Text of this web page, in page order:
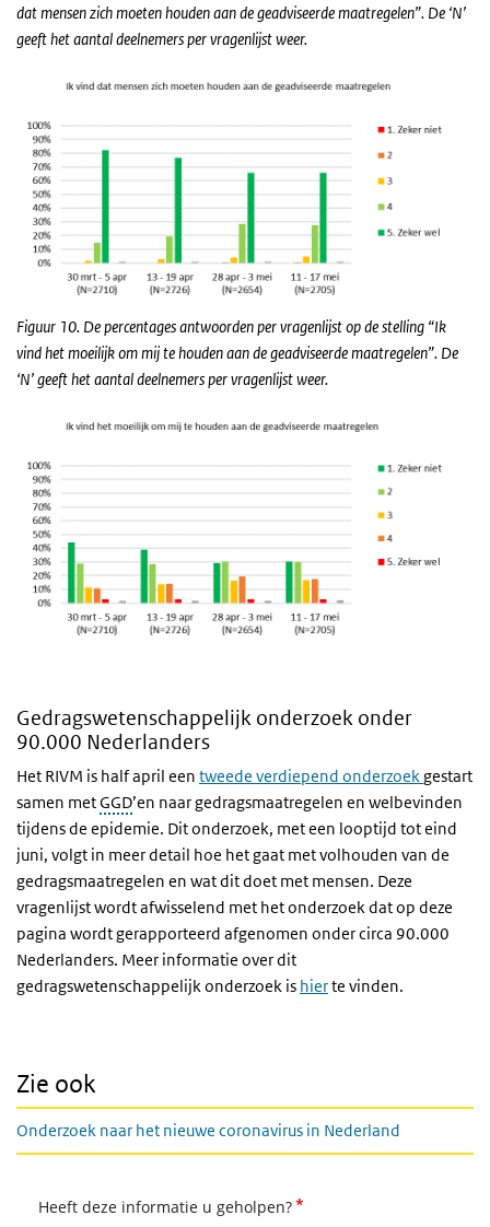
dat mensen zich moeten houden aan de geadviseerde maatregelen”. De ‘N’
geeft het aantal deelnemers per vragenlijst weer.
Figuur 10. De percentages antwoorden per vragenlijst op de stelling “Ik
vind het moeilijk om mij te houden aan de geadviseerde maatregelen”. De
‘N’ geeft het aantal deelnemers per vragenlijst weer.
Gedragswetenschappelijk onderzoek onder
90.000 Nederlanders
Het RIVM is half april een tweede verdiepend onderzoek gestart
samen metGGD’en naar gedragsmaatregelen en welbevinden
tijdens de epidemie. Dit onderzoek, met een looptijd tot eind
juni, volgt in meer detail hoe het gaat met volhouden van de
gedragsmaatregelen en wat dit doet met mensen. Deze
vragenlijst wordt afwisselend met het onderzoek dat op deze
pagina wordt gerapporteerd afgenomen onder circa 90.000
Nederlanders. Meer informatie over dit
gedragswetenschappelijk onderzoek is hierte vinden.
Zie ook
Onderzoek naar het nieuwe coronavirus in Nederland
Heeft deze informatie u geholpen?*